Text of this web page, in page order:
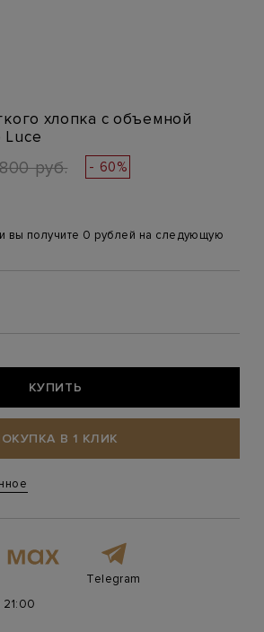
хлопка с объемной
руб. - 60%
вы получите 0 рублей на следующую
КУПИТЬ
В 1 КЛИК
Telegram